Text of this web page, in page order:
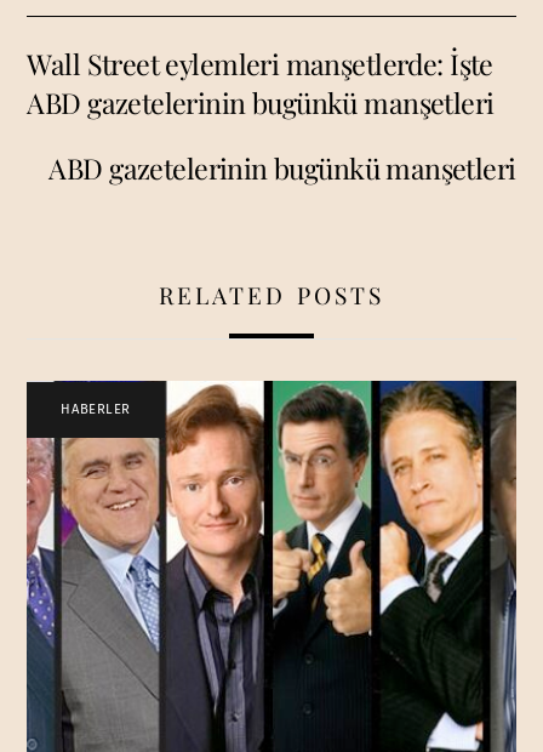
Wall Street eylemleri manşetlerde: İşte
ABD gazetelerinin bugünkü manşetleri
ABD gazetelerinin bugünkü manşetleri
RELATED POSTS
HABERLER